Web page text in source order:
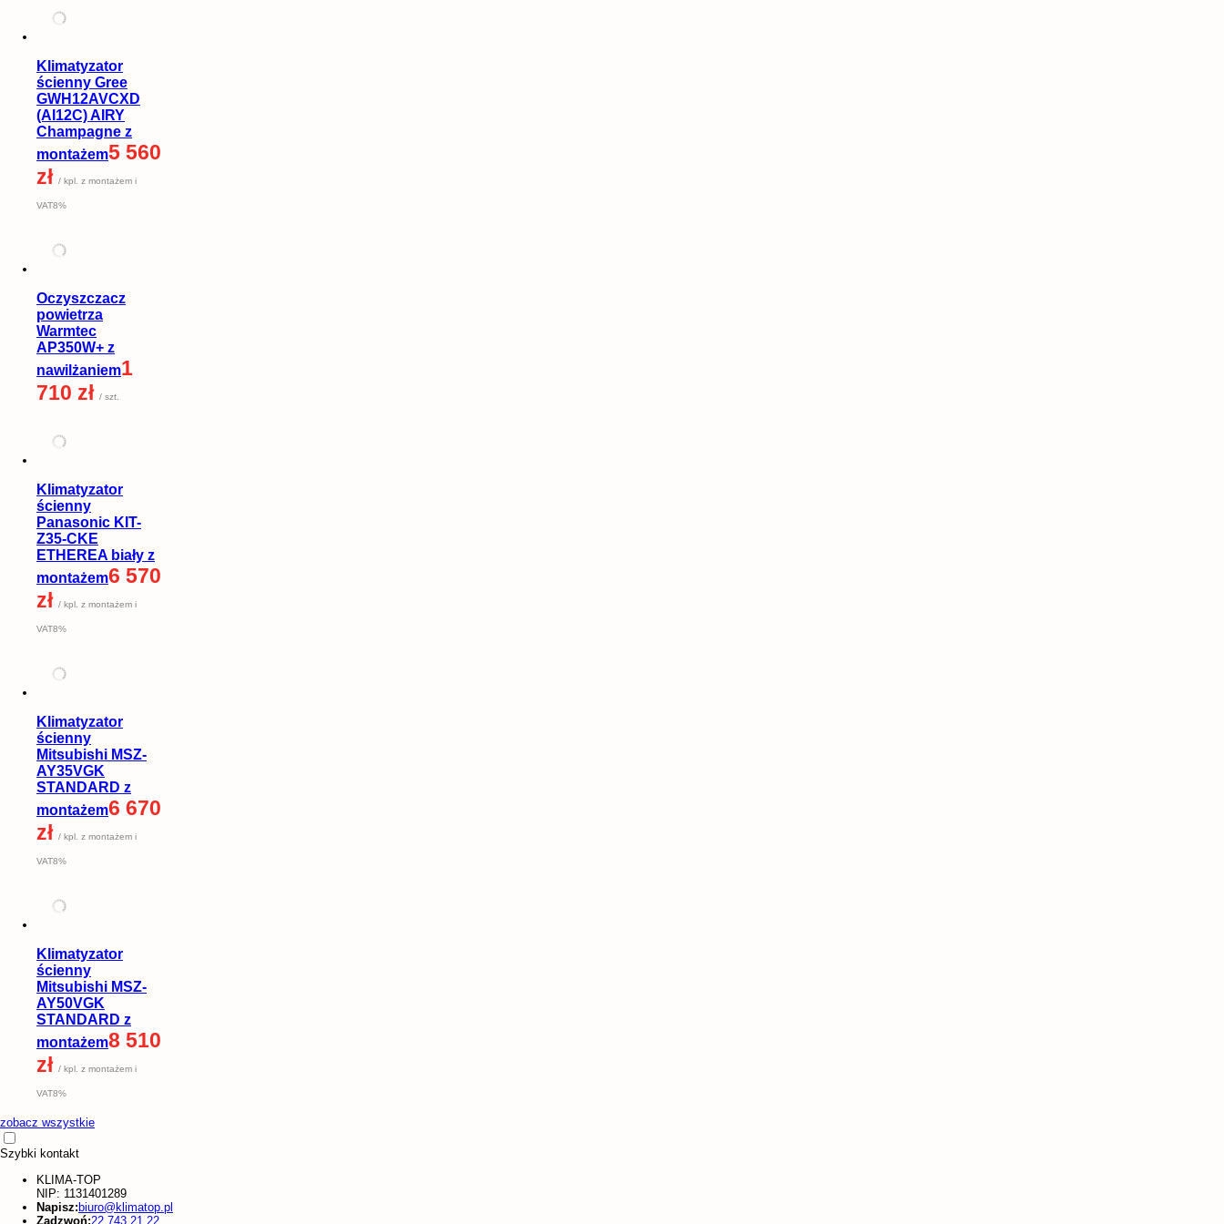
Klimatyzator
ścienny Gree
GWH12AVCXD
(AI12C) AIRY
Champagne z
montażem5 560
zł / kpl. z montażem i
VAT8%
Oczyszczacz
powietrza
Warmtec
AP350W+ z
nawilżaniem1
710 zł / szt.
Klimatyzator
ścienny
Panasonic KIT-
Z35-CKE
ETHEREA biały z
montażem6 570
zł / kpl. z montażem i
VAT8%
Klimatyzator
ścienny
Mitsubishi MSZ-
AY35VGK
STANDARD z
montażem6 670
zł / kpl. z montażem i
VAT8%
Klimatyzator
ścienny
Mitsubishi MSZ-
AY50VGK
STANDARD z
montażem8 510
zł / kpl. z montażem i
VAT8%
zobacz wszystkie
Szybki kontakt
KLIMA-TOP
NIP: 1131401289
Napisz:biuro@klimatop.pl
Zadzwoń:22 743 21 22